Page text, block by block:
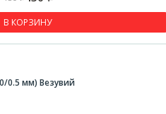
В КОРЗИНУ
0.5 мм) Везувий